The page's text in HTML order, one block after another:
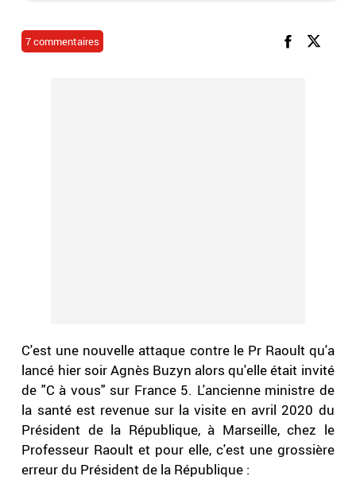
7 commentaires
C'est une nouvelle attaque contre le Pr Raoult qu'a
lancé hier soir Agnès Buzyn alors qu'elle était invité
de "C à vous" sur France 5. L'ancienne ministre de
la santé est revenue sur la visite en avril 2020 du
Président de la République, à Marseille, chez le
Professeur Raoult et pour elle, c'est une grossière
erreur du Président de la République :